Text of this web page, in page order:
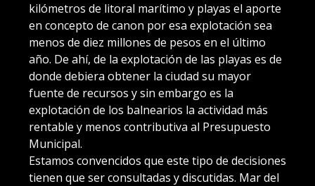
kilómetros de litoral marítimo y playas el aporte
en concepto de canon por esa explotación sea
menos de diez millones de pesos en el último
año. De ahí, de la explotación de las playas es de
donde debiera obtener la ciudad su mayor
fuente de recursos y sin embargo es la
explotación de los balnearios la actividad más
rentable y menos contributiva al Presupuesto
Municipal.
Estamos convencidos que este tipo de decisiones
tienen que ser consultadas y discutidas. Mar del